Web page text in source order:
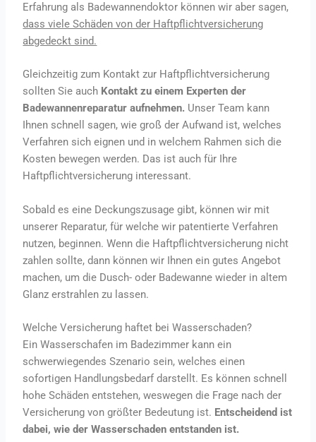
Erfahrung als Badewannendoktor können wir aber sagen,
dass viele Schäden von der Haftpflichtversicherung
abgedeckt sind.
Gleichzeitig zum Kontakt zur Haftpflichtversicherung
sollten Sie auch Kontakt zu einem Experten der
Badewannenreparatur aufnehmen. Unser Team kann
Ihnen schnell sagen, wie groß der Aufwand ist, welches
Verfahren sich eignen und in welchem Rahmen sich die
Kosten bewegen werden. Das ist auch für Ihre
Haftpflichtversicherung interessant.
Sobald es eine Deckungszusage gibt, können wir mit
unserer Reparatur, für welche wir patentierte Verfahren
nutzen, beginnen. Wenn die Haftpflichtversicherung nicht
zahlen sollte, dann können wir Ihnen ein gutes Angebot
machen, um die Dusch- oder Badewanne wieder in altem
Glanz erstrahlen zu lassen.
Welche Versicherung haftet bei Wasserschaden?
Ein Wasserschafen im Badezimmer kann ein
schwerwiegendes Szenario sein, welches einen
sofortigen Handlungsbedarf darstellt. Es können schnell
hohe Schäden entstehen, weswegen die Frage nach der
Versicherung von größter Bedeutung ist. Entscheidend ist
dabei, wie der Wasserschaden entstanden ist.